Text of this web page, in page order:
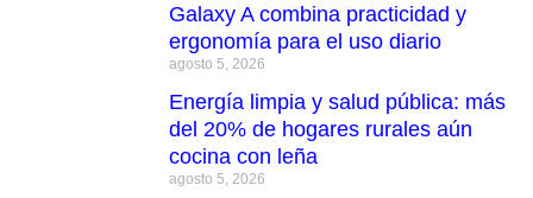
Galaxy A combina practicidad y
ergonomía para el uso diario
agosto 5, 2026
Energía limpia y salud pública: más
del 20% de hogares rurales aún
cocina con leña
agosto 5, 2026